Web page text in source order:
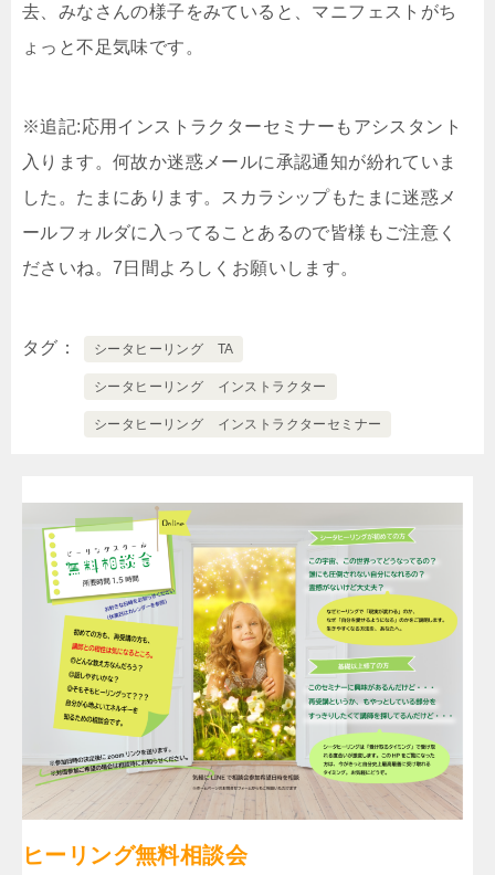
去、みなさんの様子をみていると、マニフェストがち
ょっと不足気味です。
※追記:応用インストラクターセミナーもアシスタント
入ります。何故か迷惑メールに承認通知が紛れていま
した。たまにあります。スカラシップもたまに迷惑メ
ールフォルダに入ってることあるので皆様もご注意く
ださいね。7日間よろしくお願いします。
タグ シータヒーリング TA
シータヒーリング インストラクター
シータヒーリング インストラクターセミナー
ヒーリング無料相談会